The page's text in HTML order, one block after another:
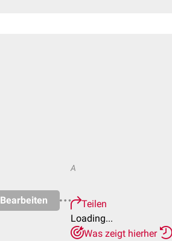
Bearbeiten
A
Teilen
Loading...
Was zeigt hierher